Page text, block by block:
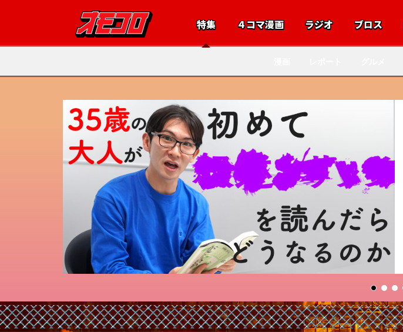
特集 ４コマ漫画 ラジオ ブロス